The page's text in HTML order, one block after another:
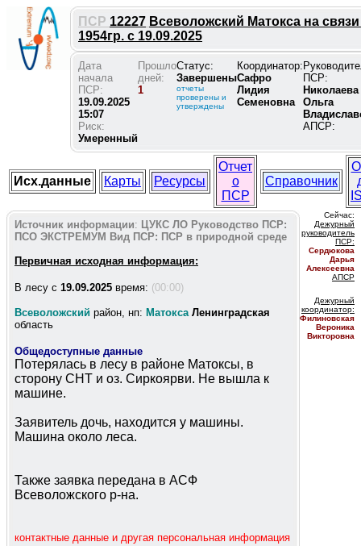
ПСР 12227 Всеволожский Матокса на
1954гр. с 19.09.2025
Дата
начала
ПСР:
19.09.2025
15:07
Риск:
Умеренный
Прошло
дней:
1
Статус:
Завершены
отчеты
проверены и
утверждены
Координатор:
Сафро
Лидия
Семеновна
ПСР:
Николаева
Ольга
АПСР:
Исх.данные Карты Ресурсы
Отчет
о
ПСР
Справочник
Источник информации: ЦУКС ЛО Руководство ПСР:
ПСО ЭКСТРЕМУМ Вид ПСР: ПСР в природной среде
Первичная исходная информация:
В лесу c 19.09.2025 время: (00:00)
Всеволожский район, нп: Матокса Ленинградская
область
Общедоступные данные
Потерялась в лесу в районе Матоксы, в
сторону СНТ и оз. Сиркоярви. Не вышла к
машине.
Заявитель дочь, находится у машины.
Машина около леса.
Также заявка передана в АСФ
Всеволожского р-на.
контактные данные и другая персональная информация
Сейчас:
Дежурный
руководитель
ПСР:
Сердюкова
Дарья
Алексеевна
АПСР
Дежурный
координатор:
Филиновская
Вероника
Викторовна